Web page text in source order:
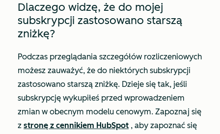
Dlaczego widzę, że do mojej
subskrypcji zastosowano starszą
zniżkę?
Podczas przeglądania szczegółów rozliczeniowych
możesz zauważyć, że do niektórych subskrypcji
zastosowano starszą zniżkę. Dzieje się tak, jeśli
subskrypcję wykupiłeś przed wprowadzeniem
zmian w obecnym modelu cenowym. Zapoznaj się
z stronę z cennikiem HubSpot , aby zapoznać się